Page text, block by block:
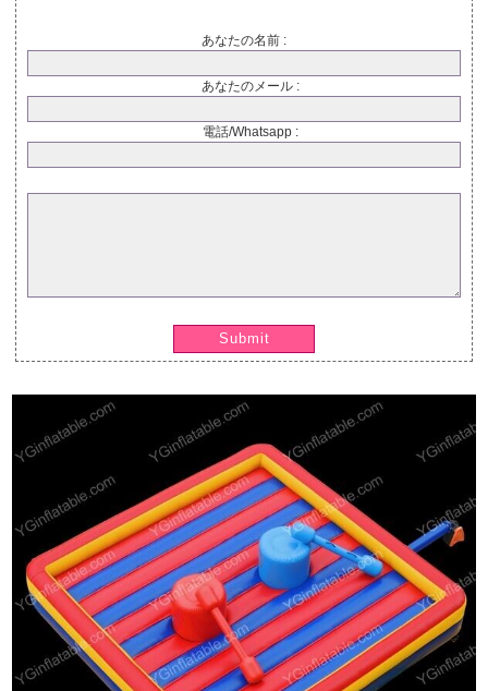
あなたの名前 :
あなたのメール :
電話/Whatsapp :
Submit